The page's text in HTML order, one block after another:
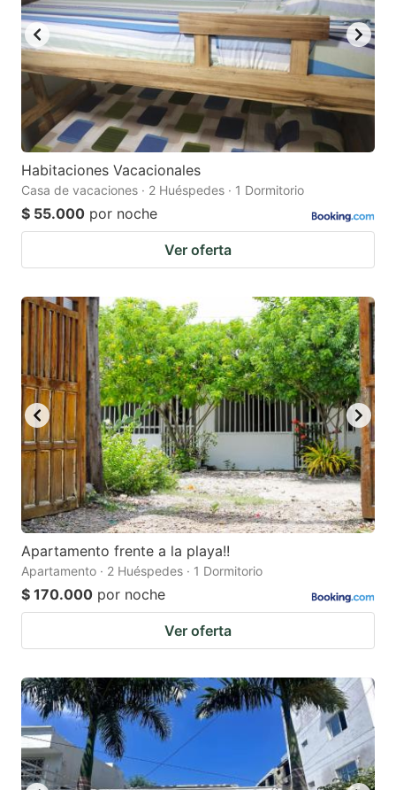
Habitaciones Vacacionales
Casa de vacaciones · 2 Huéspedes · 1 Dormitorio
$ 55.000 por noche
Ver oferta
Apartamento frente a la playa!!
Apartamento · 2 Huéspedes · 1 Dormitorio
$ 170.000 por noche
Ver oferta